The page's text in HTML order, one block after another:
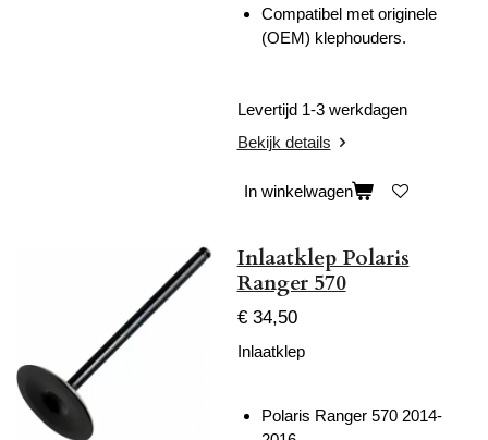
Compatibel met originele
(OEM) klephouders.
Levertijd 1-3 werkdagen
Bekijk details
In winkelwagen
Inlaatklep Polaris
Ranger 570
€ 34,50
Inlaatklep
Polaris Ranger 570 2014-